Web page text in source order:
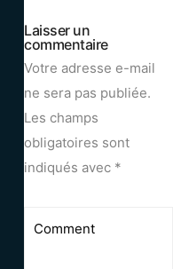
Laisser un
commentaire
Votre adresse e-mail
ne sera pas publiée.
Les champs
obligatoires sont
indiqués avec *